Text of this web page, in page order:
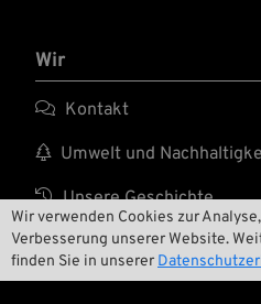
Wir verwenden Cookies zur
Verbesserung unserer Website.
finden Sie in unserer
Wir
 Kontakt
 Umwelt und
 Unsere Geschichte
 Wrecking Crew